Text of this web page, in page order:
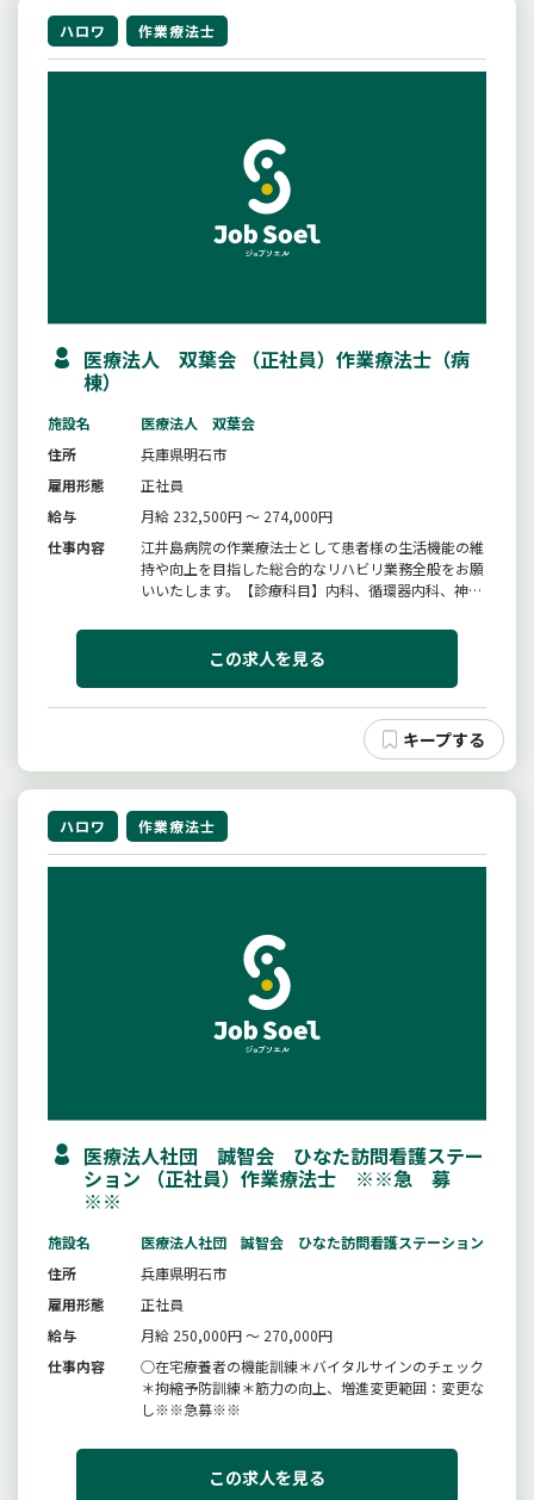
ハロワ 作業療法士
医療法人 双葉会 （正社員）作業療法士（病
棟）
施設名
医療法人 双葉会
住所
兵庫県明石市
雇用形態
正社員
給与
月給 232,500円 ～ 274,000円
仕事内容
江井島病院の作業療法士として患者様の生活機能の維
持や向上を目指した総合的なリハビリ業務全般をお願
いいたします。【診療科目】内科、循環器内科、神経
ン科、脳神経外科、皮膚科、小児科、泌尿器科、歯科
【病床数】１２０床（回復期リハビリテーション病棟
この求人を見る
ハロワ 作業療法士
医療法人社団 誠智会 ひなた訪問看護ステー
ション （正社員）作業療法士 ※※急 募
※※
施設名
医療法人社団 誠智会 ひなた訪問看護ステーション
住所
兵庫県明石市
雇用形態
正社員
給与
月給 250,000円 ～ 270,000円
仕事内容
○在宅療養者の機能訓練＊バイタルサインのチェック
＊拘縮予防訓練＊筋力の向上、増進変更範囲：変更な
し※※急募※※
この求人を見る